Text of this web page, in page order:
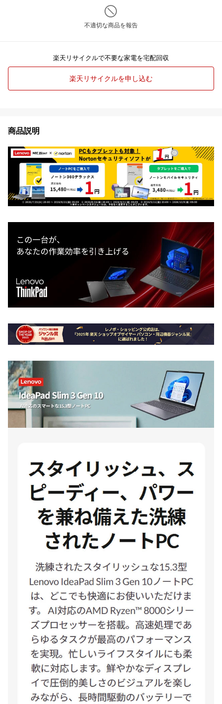
不適切な商品を報告
楽天リサイクルで不要な家電を宅配回収
楽天リサイクルを申し込む
商品説明